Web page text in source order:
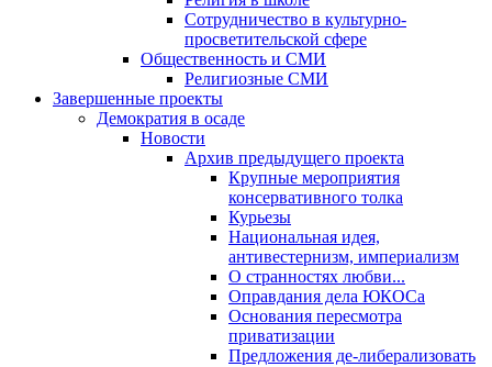
Сотрудничество в культурно-
просветительской сфере
Общественность и СМИ
Религиозные СМИ
Завершенные проекты
Демократия в осаде
Новости
Архив предыдущего проекта
Крупные мероприятия
консервативного толка
Курьезы
Национальная идея,
антивестернизм, империализм
О странностях любви...
Оправдания дела ЮКОСа
Основания пересмотра
приватизации
Предложения де-либерализовать